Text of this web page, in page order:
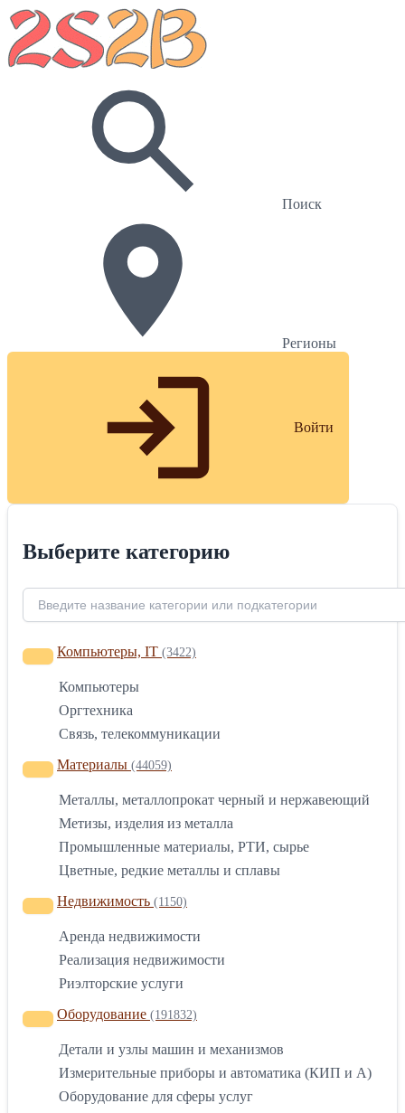
Поиск
Регионы
Войти
Выберите категорию
Компьютеры, IT (3422)
Компьютеры
Оргтехника
Связь, телекоммуникации
Материалы (44059)
Металлы, металлопрокат черный и нержавеющий
Метизы, изделия из металла
Промышленные материалы, РТИ, сырье
Цветные, редкие металлы и сплавы
Недвижимость (1150)
Аренда недвижимости
Реализация недвижимости
Риэлторские услуги
Оборудование (191832)
Детали и узлы машин и механизмов
Измерительные приборы и автоматика (КИП и А)
Оборудование для сферы услуг